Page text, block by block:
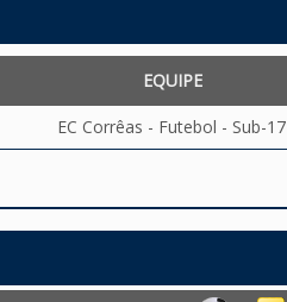
EQUIPE
EC Corrêas - Futebol - Sub-17